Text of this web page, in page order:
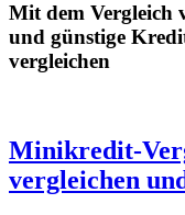
Mit dem Vergleich
und günstige
vergleichen
Minikredit-
vergleichen